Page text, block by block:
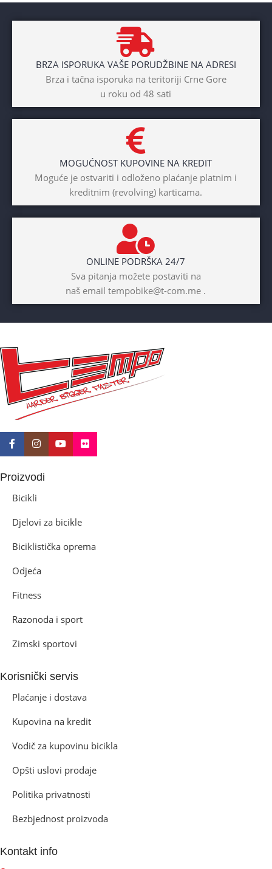
Unisex
BICIKLI-TIP RAMA
Prednji amotrizer
BICIKLI-KOČNICE
Disk mehanički
BRZA ISPORUKA VAŠE PORUDŽBINE NA ADRESI
Brza i tačna isporuka na teritoriji Crne Gore
u roku od 48 sati
MOGUĆNOST KUPOVINE NA KREDIT
Moguće je ostvariti i odloženo plaćanje platnim i
kreditnim (revolving) karticama.
ONLINE PODRŠKA 24/7
Sva pitanja možete postaviti na
naš email tempobike@t-com.me .
Proizvodi
Bicikli
Djelovi za bicikle
Biciklistička oprema
Odjeća
Fitness
Razonoda i sport
Zimski sportovi
Korisnički servis
Plaćanje i dostava
Kupovina na kredit
Vodič za kupovinu bicikla
Opšti uslovi prodaje
Politika privatnosti
Bezbjednost proizvoda
Kontakt info